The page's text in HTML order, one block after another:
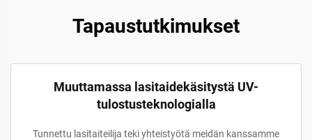
Tapaustutkimukset
Muuttamassa lasitaidekäsitystä UV-
tulostusteknologialla
Tunnettu lasitaiteilija teki yhteistyötä meidän kanssamme